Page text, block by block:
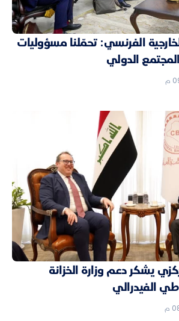
الفرنسي: تحمّلنا مسؤوليات
الدولي
يشكر دعم وزارة الخزانة
الفيدرالي